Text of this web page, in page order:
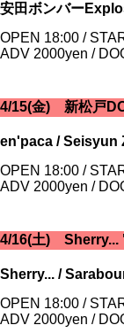
安田ボンバー
OPEN 18:00 /
ADV 2000yen /
4/15(金) 新松戸
en'paca / Seisyun
OPEN 18:00 /
ADV 2000yen /
4/16(土) Sherry...
Sherry... /
OPEN 18:00 /
ADV 2000yen /